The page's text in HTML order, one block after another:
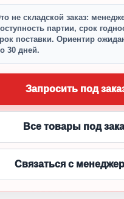
не складской заказ:
партии, срок
поставки. Ориентир
30 дней.
Запросить под
Все товары под
Связаться с